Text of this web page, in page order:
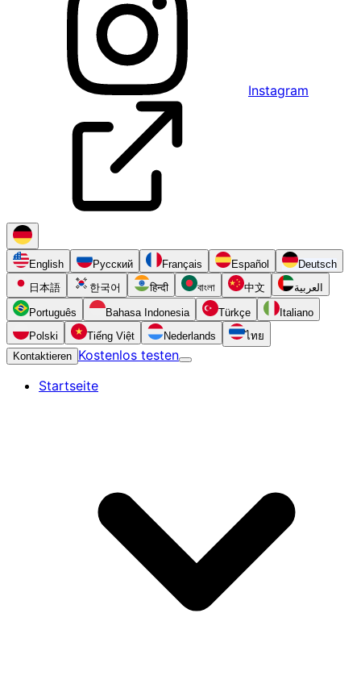
Instagram
English Русский Français Español
Deutsch
日本語
한국어 हिन्दी বাংলা 中文 العربية
Português Bahasa Indonesia Türkçe
Italiano
Polski
Tiếng Việt Nederlands
ไทย
Kontaktieren Kostenlos testen
Startseite